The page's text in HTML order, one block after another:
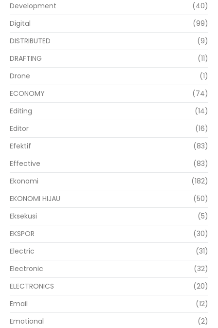
Development
(40)
Digital
(99)
DISTRIBUTED
(9)
DRAFTING
(11)
Drone
(1)
ECONOMY
(74)
Editing
(14)
Editor
(16)
Efektif
(83)
Effective
(83)
Ekonomi
(182)
EKONOMI HIJAU
(50)
Eksekusi
(5)
EKSPOR
(30)
Electric
(31)
Electronic
(32)
ELECTRONICS
(20)
Email
(12)
Emotional
(2)